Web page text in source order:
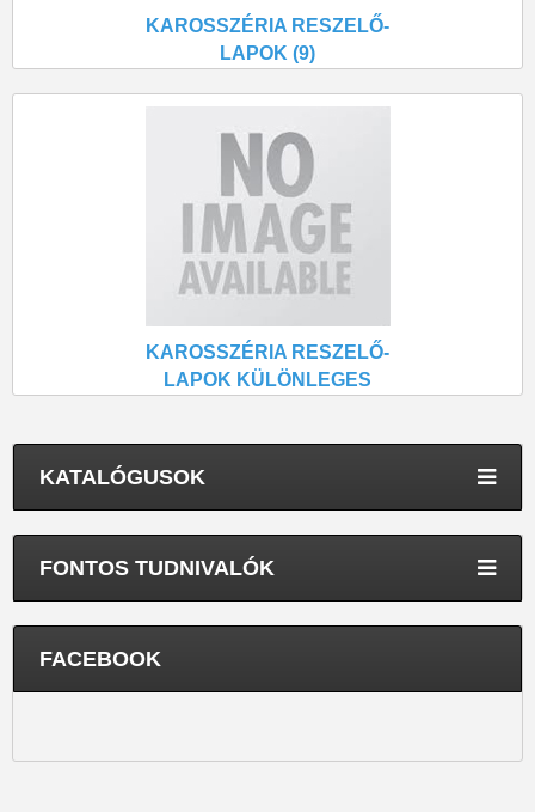
KAROSSZÉRIA RESZELŐ-
LAPOK (9)
KAROSSZÉRIA RESZELŐ-
LAPOK KÜLÖNLEGES
KATALÓGUSOK
FONTOS TUDNIVALÓK
FACEBOOK